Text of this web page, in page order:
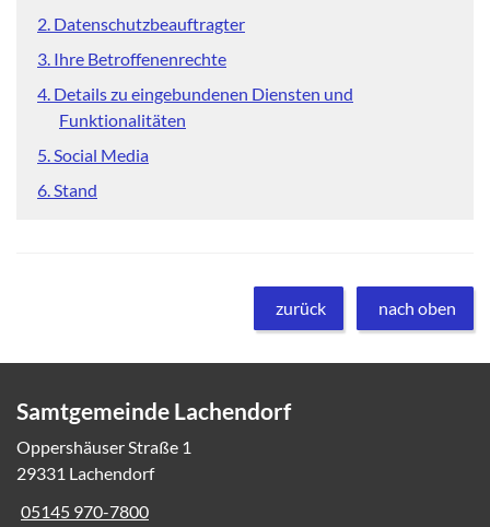
2. Datenschutzbeauftragter
3. Ihre Betroffenenrechte
4. Details zu eingebundenen Diensten und
Funktionalitäten
5. Social Media
6. Stand
zurück nach oben
Samtgemeinde Lachendorf
Oppershäuser Straße 1
29331 Lachendorf
05145 970-7800